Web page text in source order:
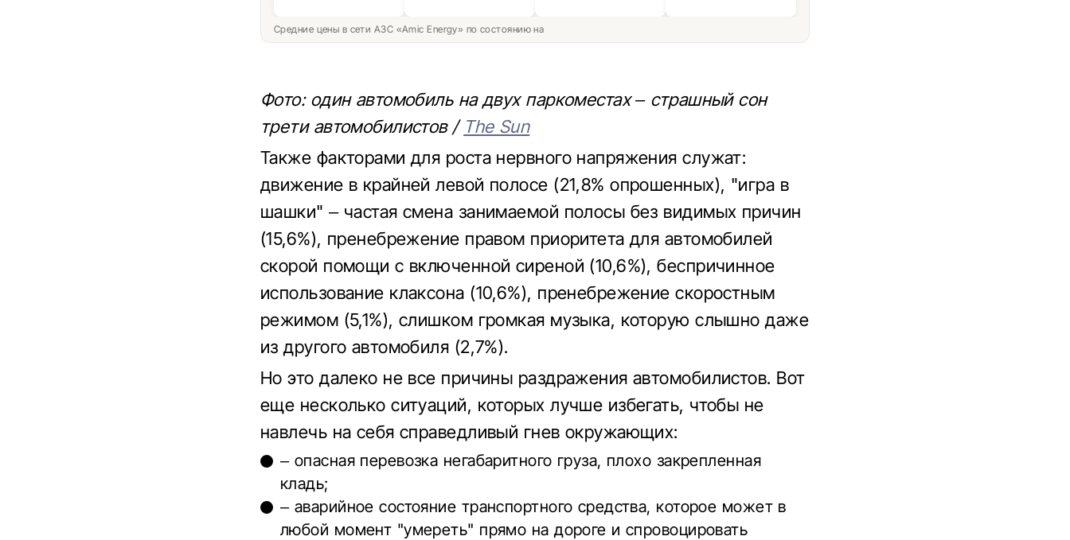
Средние цены в сети АЗС «Amic Energy» по состоянию на
Фото: один автомобиль на двух паркоместах – страшный сон
трети автомобилистов / The Sun
Также факторами для роста нервного напряжения служат:
движение в крайней левой полосе (21,8% опрошенных), "игра в
шашки" – частая смена занимаемой полосы без видимых причин
(15,6%), пренебрежение правом приоритета для автомобилей
скорой помощи с включенной сиреной (10,6%), беспричинное
использование клаксона (10,6%), пренебрежение скоростным
режимом (5,1%), слишком громкая музыка, которую слышно даже
из другого автомобиля (2,7%).
Но это далеко не все причины раздражения автомобилистов. Вот
еще несколько ситуаций, которых лучше избегать, чтобы не
навлечь на себя справедливый гнев окружающих:
– опасная перевозка негабаритного груза, плохо закрепленная
кладь;
– аварийное состояние транспортного средства, которое может в
любой момент "умереть" прямо на дороге и спровоцировать